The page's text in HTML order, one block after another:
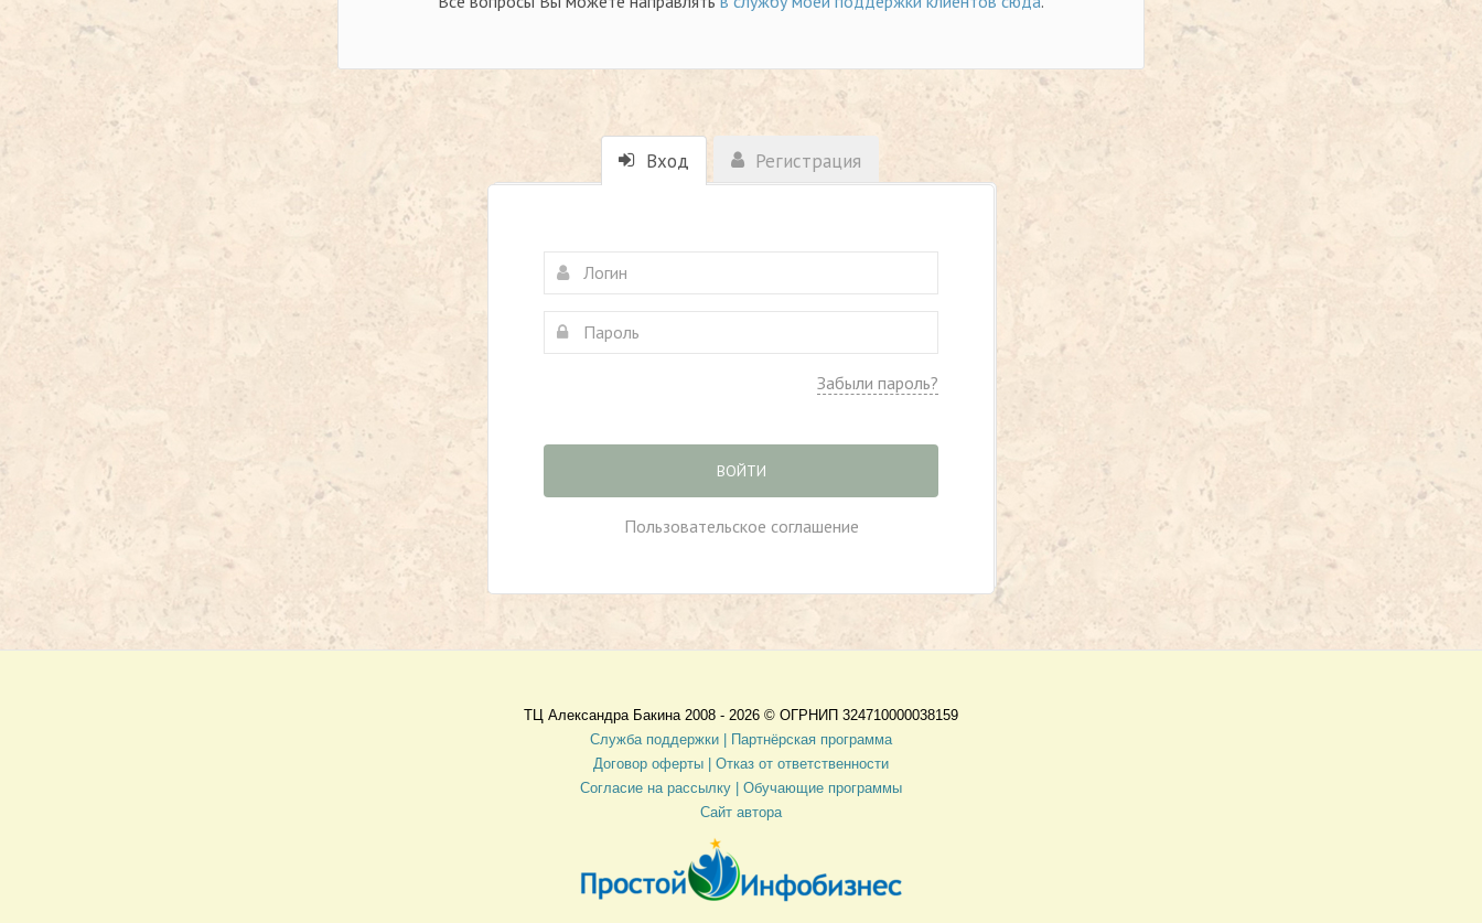
Вход Регистрация
Забыли пароль?
ВОЙТИ
Пользовательское соглашение
ТЦ Александра Бакина 2008 - 2026 © ОГРНИП 324710000038159
Служба поддержки |
Партнёрская программа
Договор оферты
| Отказ от ответственности
Согласие на рассылку | Обучающие программы
Сайт автора